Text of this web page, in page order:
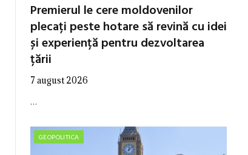
Premierul le cere moldovenilor
plecați peste hotare să revină cu idei
și experiență pentru dezvoltarea
țării
7 august 2026
…
GEOPOLITICA